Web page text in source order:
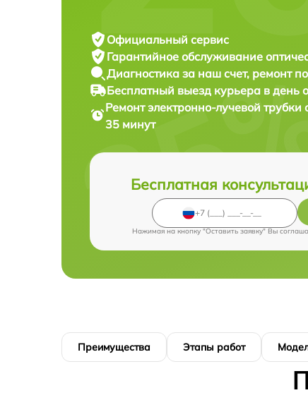
Официальный сервис
Гарантийное обслуживание
Диагностика за наш счет, ремонт
Бесплатный выезд курьера в день
Ремонт электронно-лучевой трубки
35 минут
Бесплатная
Нажимая на кнопку "Оставить заявку" Вы
Преимущества Этапы работ